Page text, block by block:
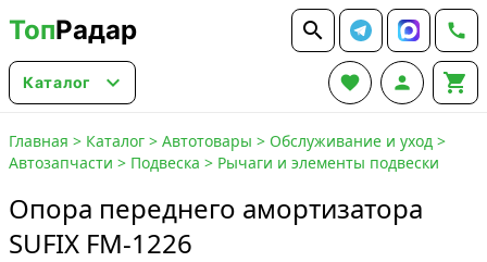
ТопРадар  
Каталог    
Главная > Каталог > Автотовары > Обслуживание и уход >
Автозапчасти > Подвеска > Рычаги и элементы подвески
Опора переднего амортизатора
SUFIX FM-1226